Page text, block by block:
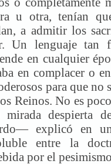
u otra, tenían
a admitir los
Un lenguaje tan
en cualquier
en complacer o
para que no
Reinos. No es
despierta
explicó en
entre la
por el